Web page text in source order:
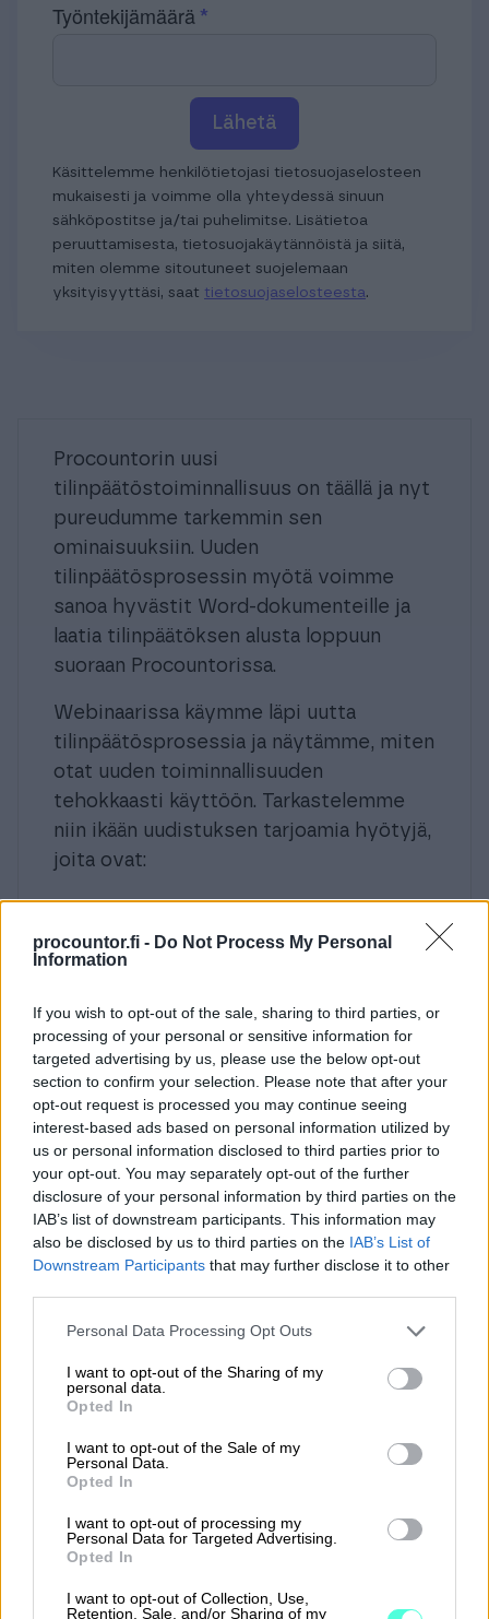
procountor.fi - Do Not Process My Personal
Information
If you wish to opt-out of the sale, sharing to third parties, or
processing of your personal or sensitive information for
targeted advertising by us, please use the below opt-out
section to confirm your selection. Please note that after your
opt-out request is processed you may continue seeing
interest-based ads based on personal information utilized by
us or personal information disclosed to third parties prior to
your opt-out. You may separately opt-out of the further
disclosure of your personal information by third parties on the
IAB’s list of downstream participants. This information may
also be disclosed by us to third parties on the IAB’s List of
Downstream Participants that may further disclose it to other
Please note that this website/app uses one or more Google
not limited to your visit or usage behaviour. You may click to
grant or deny consent to Google and its third-party tags to
use your data for below specified purposes in below Google
consent section.
Personal Data Processing Opt Outs
I want to opt-out of the Sharing of my
personal data.
Opted In
I want to opt-out of the Sale of my
Personal Data.
Opted In
I want to opt-out of processing my
Personal Data for Targeted Advertising.
Opted In
I want to opt-out of Collection, Use,
Retention, Sale, and/or Sharing of my
Työntekijämäärä
Lähetä
Käsittelemme henkilötietojasi tietosuojaselosteen
mukaisesti ja voimme olla yhteydessä sinuun
sähköpostitse ja/tai puhelimitse. Lisätietoa
peruuttamisesta, tietosuojakäytännöistä ja siitä,
miten olemme sitoutuneet suojelemaan
yksityisyyttäsi, saat tietosuojaselosteesta.
Procountorin uusi
tilinpäätöstoiminnallisuus on täällä ja nyt
pureudumme tarkemmin sen
ominaisuuksiin. Uuden
tilinpäätösprosessin myötä voimme
sanoa hyvästit Word-dokumenteille ja
laatia tilinpäätöksen alusta loppuun
suoraan Procountorissa.
Webinaarissa käymme läpi uutta
tilinpäätösprosessia ja näytämme, miten
otat uuden toiminnallisuuden
tehokkaasti käyttöön. Tarkastelemme
niin ikään uudistuksen tarjoamia hyötyjä,
joita ovat:
Valmiit tai omat mallipohjat
seuraaville vuosille
kirjanpidosta
Ammattimainen PDF-dokumentti
suoraan järjestelmästä
Parempi näkyvyys työn etenemiseen
Mahdollisuus työskennellä myös
suljettujen tilikausien kanssa
Tilinpäätöstoiminnallisuuden kehitys
jatkuu edelleen ja valotamme
webinaarissa hiukan verhoa myös
tulevaisuuteen.
Puhujina ovat Finagon asiantuntijat
Elina
Lehmussekä